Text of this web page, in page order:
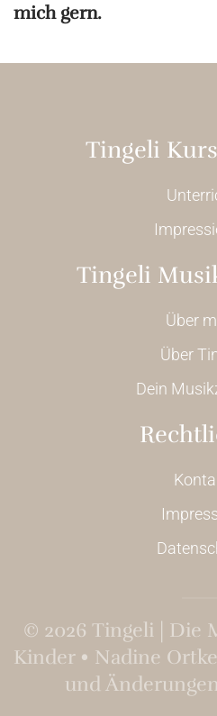
mich gern.
Tingeli
Über
Über
Dein
Tingeli
© 2026 Tingeli | Die
Kinder • Nadine
und